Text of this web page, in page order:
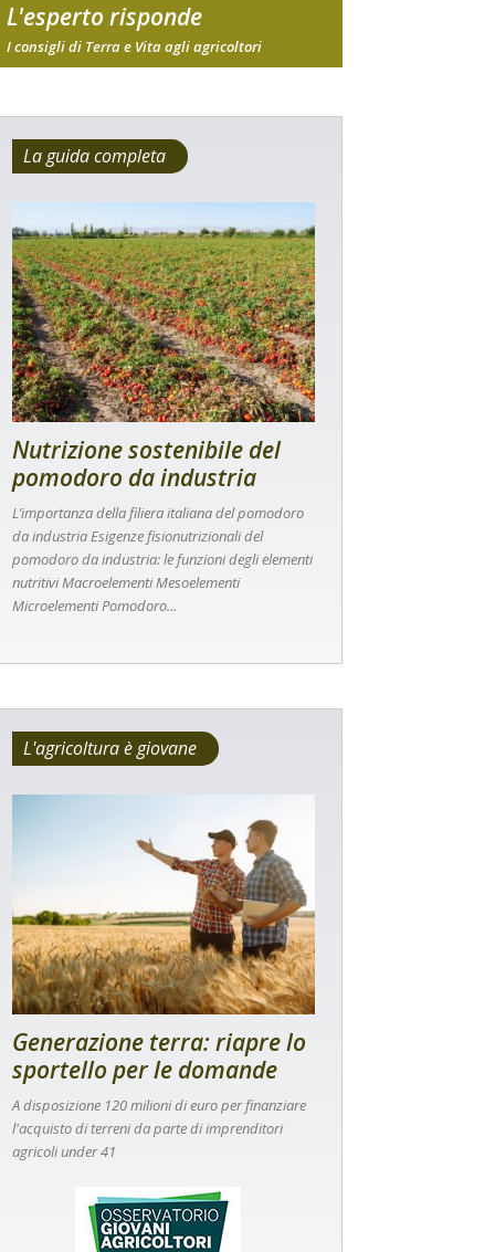
L'esperto risponde
I consigli di Terra e Vita agli agricoltori
La guida completa
Nutrizione sostenibile del
pomodoro da industria
L’importanza della filiera italiana del pomodoro
da industria Esigenze fisionutrizionali del
pomodoro da industria: le funzioni degli elementi
nutritivi Macroelementi Mesoelementi
Microelementi Pomodoro...
L'agricoltura è giovane
Generazione terra: riapre lo
sportello per le domande
A disposizione 120 milioni di euro per finanziare
l'acquisto di terreni da parte di imprenditori
agricoli under 41